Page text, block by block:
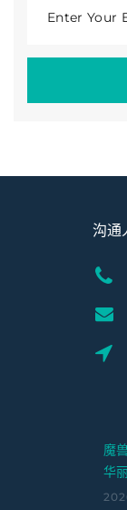
Enter Your
沟通
魔
华